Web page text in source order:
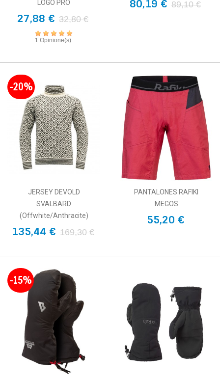
LOGO PRO
27,88 € 32,80 €
1 Opinione(s)
80,19 € 89,10 €
-20%
JERSEY DEVOLD
SVALBARD
(Offwhite/Anthracite)
135,44 € 169,30 €
PANTALONES RAFIKI
MEGOS
55,20 €
-15%